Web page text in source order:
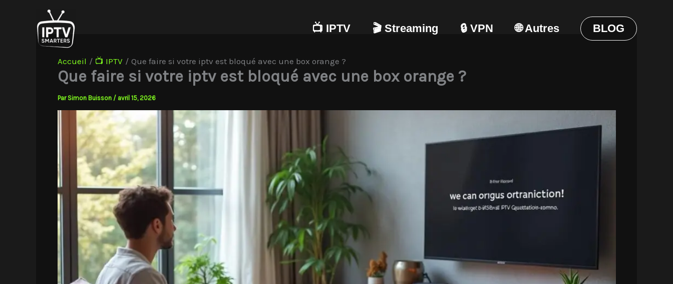
📺 IPTV 🎬 Streaming 🔒 VPN 🌐 Autres BLOG
Accueil 📺 IPTV Que faire si votre iptv est bloqué avec une box orange ?
Que faire si votre iptv est bloqué avec une box orange ?
Par Simon Buisson / avril 15, 2026